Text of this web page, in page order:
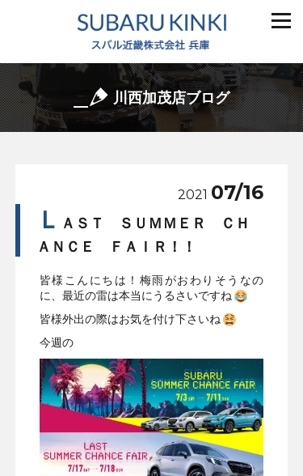
川西加茂店ブログ
2021 07/16
Ｌ ＡＳＴ ＳＵＭＭＥＲ ＣＨ
ＡＮＣＥ ＦＡＩＲ！！
皆様こんにちは！梅雨がおわりそうなの
に、最近の雷は本当にうるさいですね
皆様外出の際はお気を付け下さいね
今週の